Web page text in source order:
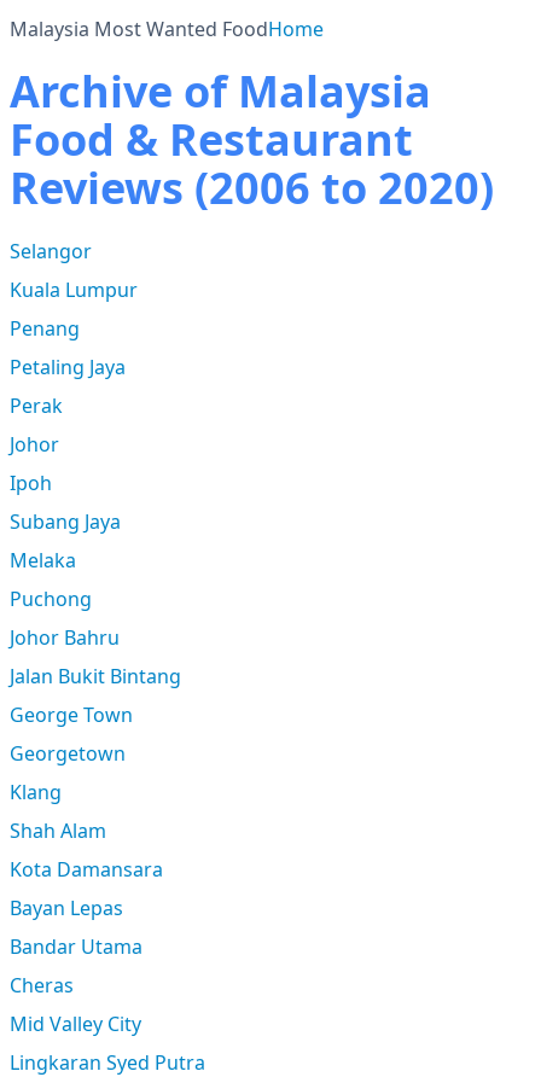
Malaysia Most Wanted FoodHome
Archive of Malaysia
Food & Restaurant
Reviews (2006 to 2020)
Selangor
Kuala Lumpur
Penang
Petaling Jaya
Perak
Johor
Ipoh
Subang Jaya
Melaka
Puchong
Johor Bahru
Jalan Bukit Bintang
George Town
Georgetown
Klang
Shah Alam
Kota Damansara
Bayan Lepas
Bandar Utama
Cheras
Mid Valley City
Lingkaran Syed Putra